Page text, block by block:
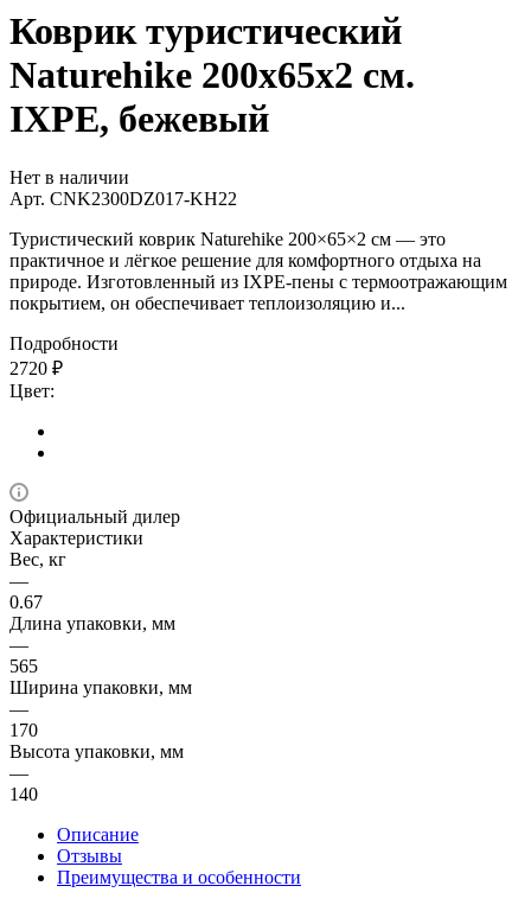
Коврик туристический
Naturehike 200х65х2 см.
IXPE, бежевый
Нет в наличии
Арт. CNK2300DZ017-KH22
Туристический коврик Naturehike 200×65×2 см — это
практичное и лёгкое решение для комфортного отдыха на
природе. Изготовленный из IXPE-пены с термоотражающим
покрытием, он обеспечивает теплоизоляцию и...
Подробности
2720 ₽
Цвет:
Официальный дилер
Характеристики
Вес, кг
—
0.67
Длина упаковки, мм
—
565
Ширина упаковки, мм
—
170
Высота упаковки, мм
—
140
Описание
Отзывы
Преимущества и особенности